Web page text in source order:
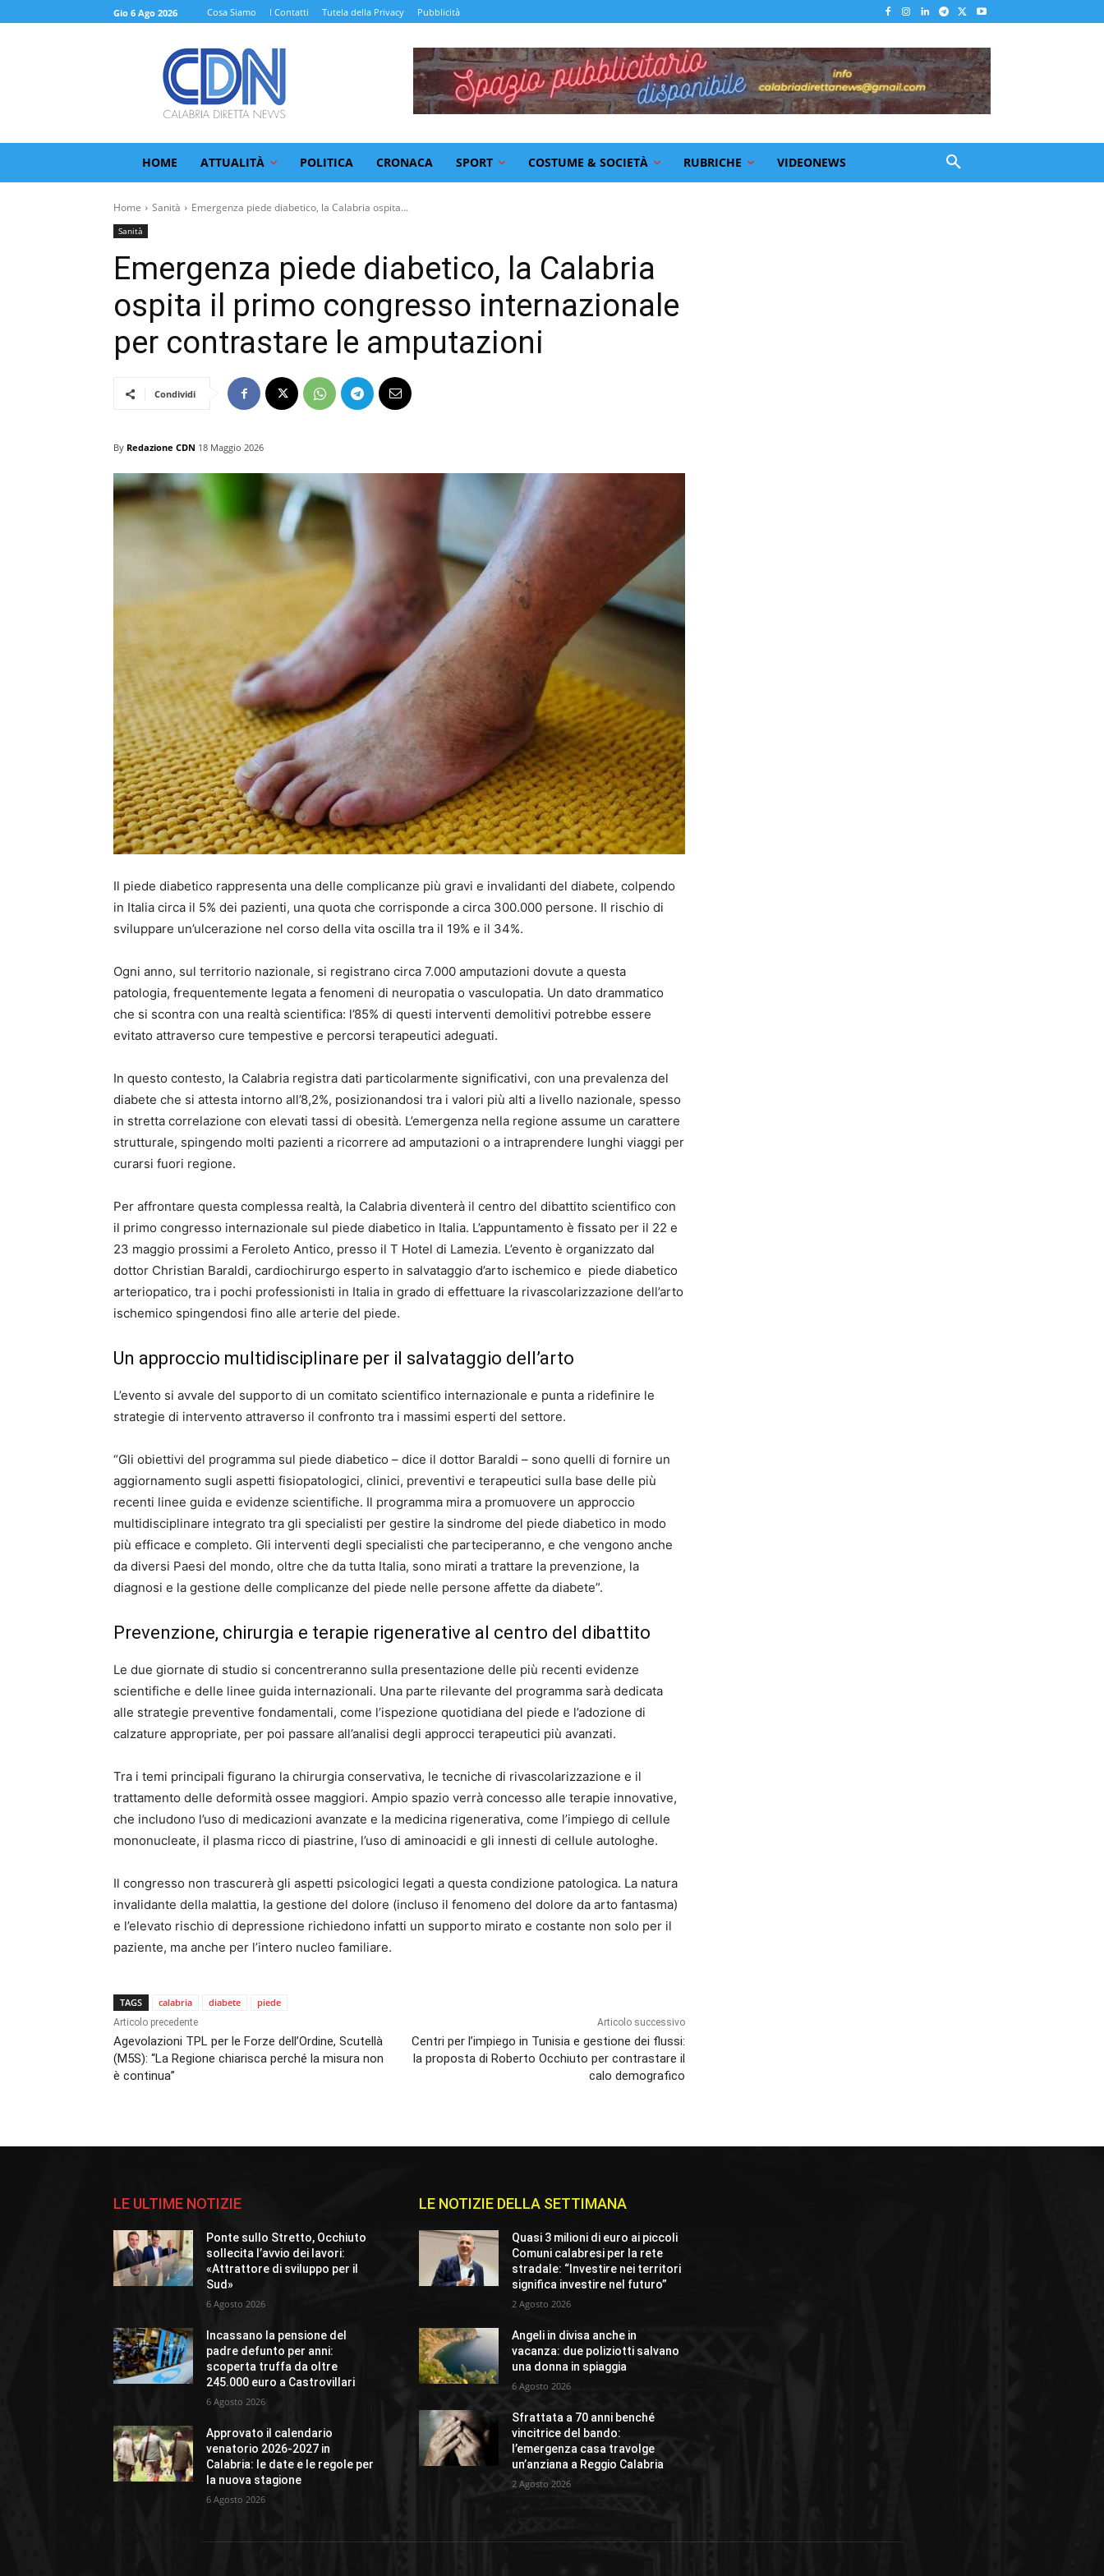
Gio 6 Ago 2026 Cosa Siamo I Contatti Tutela della Privacy Pubblicità
HOME ATTUALITÀ POLITICA CRONACA SPORT COSTUME & SOCIETÀ RUBRICHE VIDEONEWS
Home Sanità Emergenza piede diabetico, la Calabria ospita...
Sanità
Emergenza piede diabetico, la Calabria
ospita il primo congresso internazionale
per contrastare le amputazioni
Condividi
By Redazione CDN 18 Maggio 2026
Il piede diabetico rappresenta una delle complicanze più gravi e invalidanti del diabete, colpendo
in Italia circa il 5% dei pazienti, una quota che corrisponde a circa 300.000 persone. Il rischio di
sviluppare un’ulcerazione nel corso della vita oscilla tra il 19% e il 34%.
Ogni anno, sul territorio nazionale, si registrano circa 7.000 amputazioni dovute a questa
patologia, frequentemente legata a fenomeni di neuropatia o vasculopatia. Un dato drammatico
che si scontra con una realtà scientifica: l’85% di questi interventi demolitivi potrebbe essere
evitato attraverso cure tempestive e percorsi terapeutici adeguati.
In questo contesto, la Calabria registra dati particolarmente significativi, con una prevalenza del
diabete che si attesta intorno all’8,2%, posizionandosi tra i valori più alti a livello nazionale, spesso
in stretta correlazione con elevati tassi di obesità. L’emergenza nella regione assume un carattere
strutturale, spingendo molti pazienti a ricorrere ad amputazioni o a intraprendere lunghi viaggi per
curarsi fuori regione.
Per affrontare questa complessa realtà, la Calabria diventerà il centro del dibattito scientifico con
il primo congresso internazionale sul piede diabetico in Italia. L’appuntamento è fissato per il 22 e
23 maggio prossimi a Feroleto Antico, presso il T Hotel di Lamezia. L’evento è organizzato dal
dottor Christian Baraldi, cardiochirurgo esperto in salvataggio d’arto ischemico e piede diabetico
arteriopatico, tra i pochi professionisti in Italia in grado di effettuare la rivascolarizzazione dell’arto
ischemico spingendosi fino alle arterie del piede.
Un approccio multidisciplinare per il salvataggio dell’arto
L’evento si avvale del supporto di un comitato scientifico internazionale e punta a ridefinire le
strategie di intervento attraverso il confronto tra i massimi esperti del settore.
“Gli obiettivi del programma sul piede diabetico – dice il dottor Baraldi – sono quelli di fornire un
aggiornamento sugli aspetti fisiopatologici, clinici, preventivi e terapeutici sulla base delle più
recenti linee guida e evidenze scientifiche. Il programma mira a promuovere un approccio
multidisciplinare integrato tra gli specialisti per gestire la sindrome del piede diabetico in modo
più efficace e completo. Gli interventi degli specialisti che parteciperanno, e che vengono anche
da diversi Paesi del mondo, oltre che da tutta Italia, sono mirati a trattare la prevenzione, la
diagnosi e la gestione delle complicanze del piede nelle persone affette da diabete”.
Prevenzione, chirurgia e terapie rigenerative al centro del dibattito
Le due giornate di studio si concentreranno sulla presentazione delle più recenti evidenze
scientifiche e delle linee guida internazionali. Una parte rilevante del programma sarà dedicata
alle strategie preventive fondamentali, come l’ispezione quotidiana del piede e l’adozione di
calzature appropriate, per poi passare all’analisi degli approcci terapeutici più avanzati.
Tra i temi principali figurano la chirurgia conservativa, le tecniche di rivascolarizzazione e il
trattamento delle deformità ossee maggiori. Ampio spazio verrà concesso alle terapie innovative,
che includono l’uso di medicazioni avanzate e la medicina rigenerativa, come l’impiego di cellule
mononucleate, il plasma ricco di piastrine, l’uso di aminoacidi e gli innesti di cellule autologhe.
Il congresso non trascurerà gli aspetti psicologici legati a questa condizione patologica. La natura
invalidante della malattia, la gestione del dolore (incluso il fenomeno del dolore da arto fantasma)
e l’elevato rischio di depressione richiedono infatti un supporto mirato e costante non solo per il
paziente, ma anche per l’intero nucleo familiare.
TAGS calabria diabete piede
Articolo precedente
Agevolazioni TPL per le Forze dell’Ordine, Scutellà
(M5S): “La Regione chiarisca perché la misura non
è continua”
Articolo successivo
Centri per l’impiego in Tunisia e gestione dei flussi:
la proposta di Roberto Occhiuto per contrastare il
calo demografico
LE ULTIME NOTIZIE
Ponte sullo Stretto, Occhiuto
sollecita l’avvio dei lavori:
«Attrattore di sviluppo per il
Sud»
6 Agosto 2026
Incassano la pensione del
padre defunto per anni:
scoperta truffa da oltre
245.000 euro a Castrovillari
6 Agosto 2026
Approvato il calendario
venatorio 2026-2027 in
Calabria: le date e le regole per
la nuova stagione
6 Agosto 2026
LE NOTIZIE DELLA SETTIMANA
Quasi 3 milioni di euro ai piccoli
Comuni calabresi per la rete
stradale: “Investire nei territori
significa investire nel futuro”
2 Agosto 2026
Angeli in divisa anche in
vacanza: due poliziotti salvano
una donna in spiaggia
6 Agosto 2026
Sfrattata a 70 anni benché
vincitrice del bando:
l’emergenza casa travolge
un’anziana a Reggio Calabria
2 Agosto 2026